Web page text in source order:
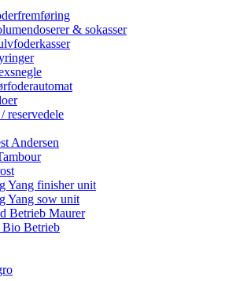
& sokasser
reservedele
Andersen
Yang finisher unit
Yang sow unit
Betrieb Maurer
Bio Betrieb